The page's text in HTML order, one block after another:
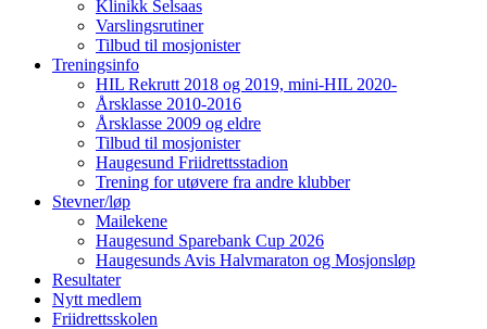
Klinikk Selsaas
Varslingsrutiner
Tilbud til mosjonister
Treningsinfo
HIL Rekrutt 2018 og 2019, mini-HIL 2020-
Årsklasse 2010-2016
Årsklasse 2009 og eldre
Tilbud til mosjonister
Haugesund Friidrettsstadion
Trening for utøvere fra andre klubber
Stevner/løp
Mailekene
Haugesund Sparebank Cup 2026
Haugesunds Avis Halvmaraton og Mosjonsløp
Resultater
Nytt medlem
Friidrettsskolen